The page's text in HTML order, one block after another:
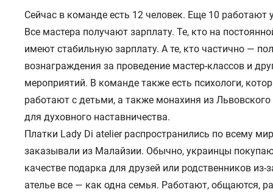
Сейчас в команде есть 12 человек. Еще 10 работают
Все мастера получают зарплату. Те, кто на
имеют стабильную зарплату. А те, кто частично —
вознаграждения за проведение мастер-классов и
мероприятий. В команде также есть психологи,
работают с детьми, а также монахиня из
для духовного наставничества.
Платки Lady Di atelier распространились по всему
заказывали из Малайзии. Обычно, украинцы
качестве подарка для друзей или родственников из-
ателье все — как одна семья. Работают, общаются,